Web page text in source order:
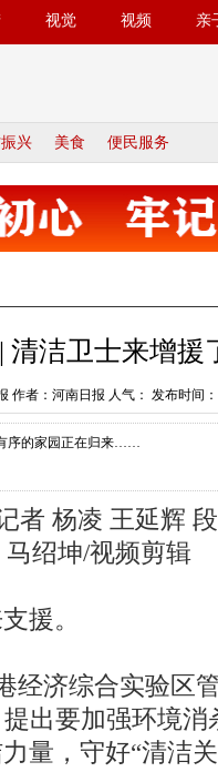
视觉 视频 亲
兴 美食 便民服务
清洁卫士来增援
作者：河南日报 人气： 发布时间
序的家园正在归来……
杨凌 王延辉 段
马绍坤/视频剪辑
援。
济综合实验区
出要加强环境
量，守好“清洁